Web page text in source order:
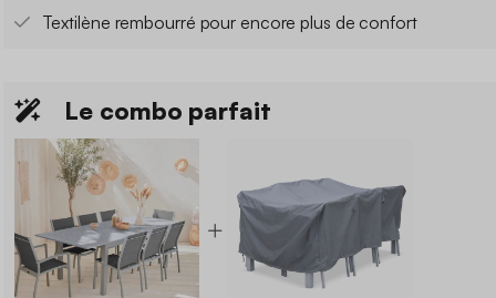
Textilène rembourré pour encore plus de confort
Le combo parfait